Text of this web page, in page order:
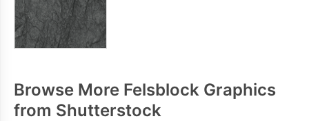
Browse More Felsblock Graphics
from Shutterstock